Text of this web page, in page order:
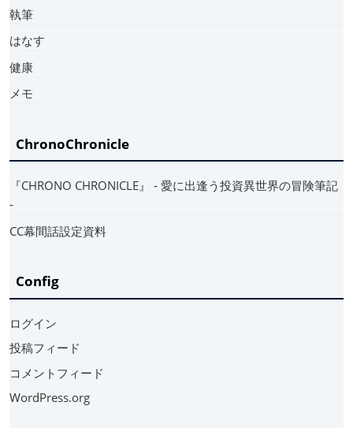
執筆
はなす
健康
メモ
ChronoChronicle
『CHRONO CHRONICLE』 ‐ 愛に出逢う投資異世界の冒険筆記
‐
CC幕間話設定資料
Config
ログイン
投稿フィード
コメントフィード
WordPress.org